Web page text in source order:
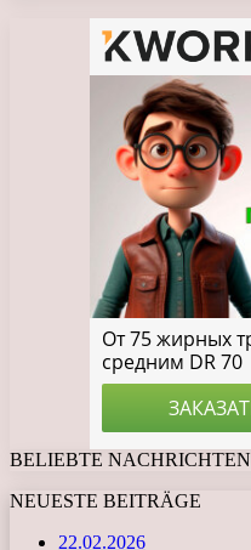
BELIEBTE NACHRICHTEN
NEUESTE BEITRÄGE
22.02.2026